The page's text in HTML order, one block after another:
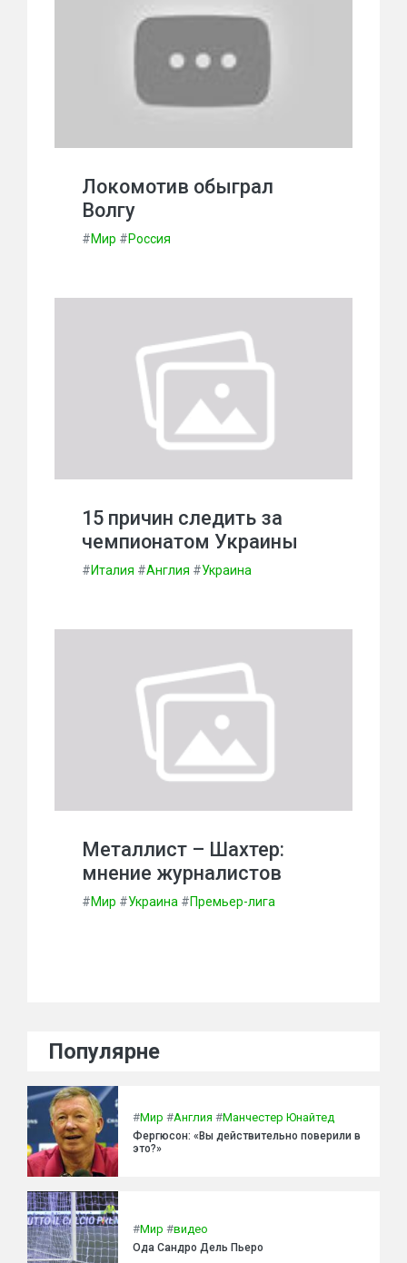
Локомотив обыграл
Волгу
#Мир #Россия
15 причин следить за
чемпионатом Украины
#Италия #Англия #Украина
Металлист – Шахтер:
мнение журналистов
#Мир #Украина #Премьер-лига
Популярне
#Мир #Англия #Манчестер Юнайтед
Фергюсон: «Вы действительно поверили в
это?»
#Мир #видео
Ода Сандро Дель Пьеро